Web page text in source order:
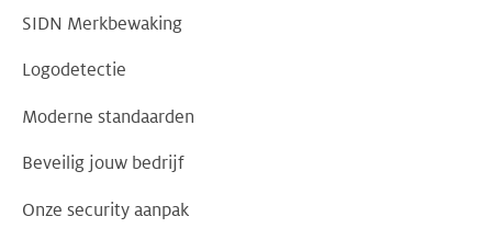
SIDN Merkbewaking
Logodetectie
Moderne standaarden
Beveilig jouw bedrijf
Onze security aanpak